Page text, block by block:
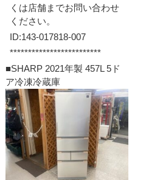
くは店舗までお問い合わせ
ください。
ID:143-017818-007
*************************
■SHARP 2021年製 457L 5ド
ア冷凍冷蔵庫